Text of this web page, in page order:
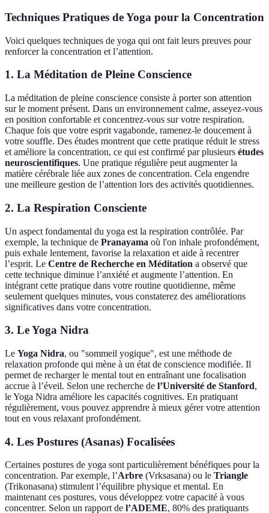
Techniques Pratiques de Yoga pour la Concentration
Voici quelques techniques de yoga qui ont fait leurs preuves pour
renforcer la concentration et l’attention.
1. La Méditation de Pleine Conscience
La méditation de pleine conscience consiste à porter son attention
sur le moment présent. Dans un environnement calme, asseyez-vous
en position confortable et concentrez-vous sur votre respiration.
Chaque fois que votre esprit vagabonde, ramenez-le doucement à
votre souffle. Des études montrent que cette pratique réduit le stress
et améliore la concentration, ce qui est confirmé par plusieurs études
neuroscientifiques. Une pratique régulière peut augmenter la
matière cérébrale liée aux zones de concentration. Cela engendre
une meilleure gestion de l’attention lors des activités quotidiennes.
2. La Respiration Consciente
Un aspect fondamental du yoga est la respiration contrôlée. Par
exemple, la technique de Pranayama où l'on inhale profondément,
puis exhale lentement, favorise la relaxation et aide à recentrer
l’esprit. Le Centre de Recherche en Méditation a observé que
cette technique diminue l’anxiété et augmente l’attention. En
intégrant cette pratique dans votre routine quotidienne, même
seulement quelques minutes, vous constaterez des améliorations
significatives dans votre concentration.
3. Le Yoga Nidra
Le Yoga Nidra, ou "sommeil yogique", est une méthode de
relaxation profonde qui mène à un état de conscience modifiée. Il
permet de recharger le mental tout en entraînant une focalisation
accrue à l’éveil. Selon une recherche de l’Université de Stanford,
le Yoga Nidra améliore les capacités cognitives. En pratiquant
régulièrement, vous pouvez apprendre à mieux gérer votre attention
tout en vous relaxant profondément.
4. Les Postures (Asanas) Focalisées
Certaines postures de yoga sont particulièrement bénéfiques pour la
concentration. Par exemple, l’Arbre (Vrksasana) ou le Triangle
(Trikonasana) stimulent l’équilibre physique et mental. En
maintenant ces postures, vous développez votre capacité à vous
concentrer. Selon un rapport de l’ADEME, 80% des pratiquants